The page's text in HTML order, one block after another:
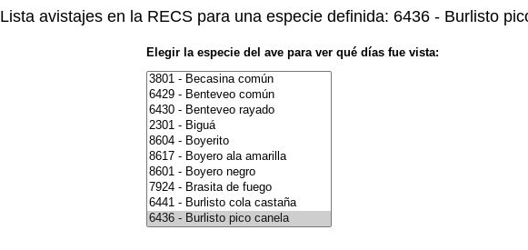
Lista avistajes en la RECS para una especie definida: 6436 - Burlisto
Elegir la especie del ave para ver qué días fue vista: